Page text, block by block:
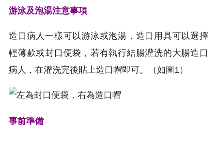
游泳及泡湯注意事項
造口病人一樣可以游泳或泡湯，造口用具可以選擇
輕薄款或封口便袋，若有執行結腸灌洗的大腸造口
病人，在灌洗完後貼上造口帽即可。（如圖1）
事前準備